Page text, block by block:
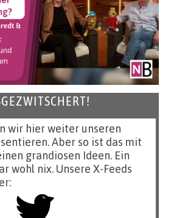
wir hier weiter unseren
Aber so ist das mit
grandiosen Ideen. Ein
wohl nix. Unsere X-Feeds